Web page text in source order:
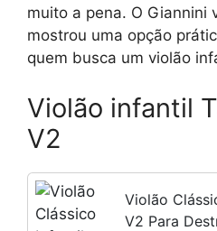
muito a pena. O Giannini
mostrou uma opção
quem busca um violão
Violão infantil
V2
Violão
V2 Para